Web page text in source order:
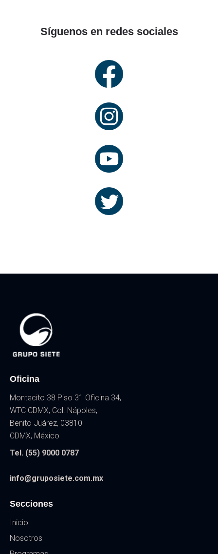
Síguenos en redes sociales
Oficina
Montecito 38 Piso 31 Oficina 34,
WTC CDMX, Col. Nápoles,
Benito Juárez, 03810
CDMX, México
Tel. (55) 9000 0787
info@gruposiete.com.mx
Secciones
Inicio
Nosotros